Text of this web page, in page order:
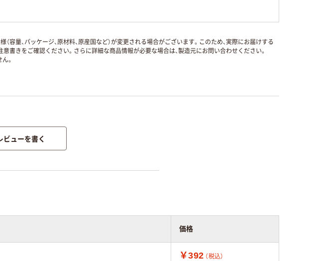
量、パッケージ、原材料、原産国など）が変更される場合がございます。このため、実際にお届けする
きをご確認ください。さらに詳細な商品情報が必要な場合は、製造元にお問い合わせください。
。
ビューを書く
価格
￥392 （税込）